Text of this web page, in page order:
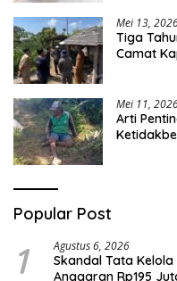
Mei 13,
Tiga
Camat
Mei 11,
Arti
Popular Post
1 Agustus 6, 2026
Skandal Tata
Anggaran Rp195